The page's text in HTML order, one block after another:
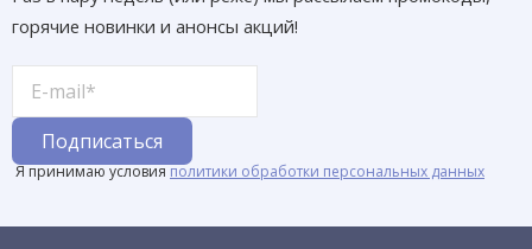
горячие новинки и анонсы акций!
Я принимаю условияполитики обработки персональных данных